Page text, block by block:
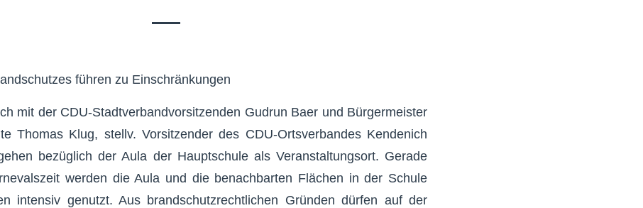
führen zu Einschränkungen
mit der CDU-Stadtverbandvorsitzenden Gudrun Baer und Bürgermeister
Thomas Klug, stellv. Vorsitzender des CDU-Ortsverbandes Kendenich
bezüglich der Aula der Hauptschule als Veranstaltungsort. Gerade
werden die Aula und die benachbarten Flächen in der Schule
intensiv genutzt. Aus brandschutzrechtlichen Gründen dürfen auf der